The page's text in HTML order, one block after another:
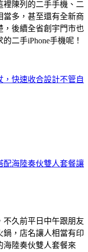
裡陳列的二手手機、二
多，甚至還有全新商
，後續全省創宇門市也
二手iPhone手機呢！
，快速收合設計不管自
配海陸奏伙雙人套餐讓
久前平日中午跟朋友
鍋，店名讓人相當有印
海陸奏伙雙人套餐來